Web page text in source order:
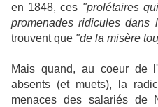
en 1848, ces "prolétaires
promenades ridicules dans
trouvent que "de la misère
Mais quand, au coeur de
absents (et muets), la
menaces des salariés de